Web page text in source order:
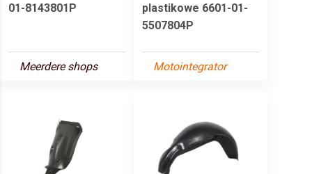
01-8143801P
Meerdere shops
plastikowe 6601-01-
5507804P
Motointegrator